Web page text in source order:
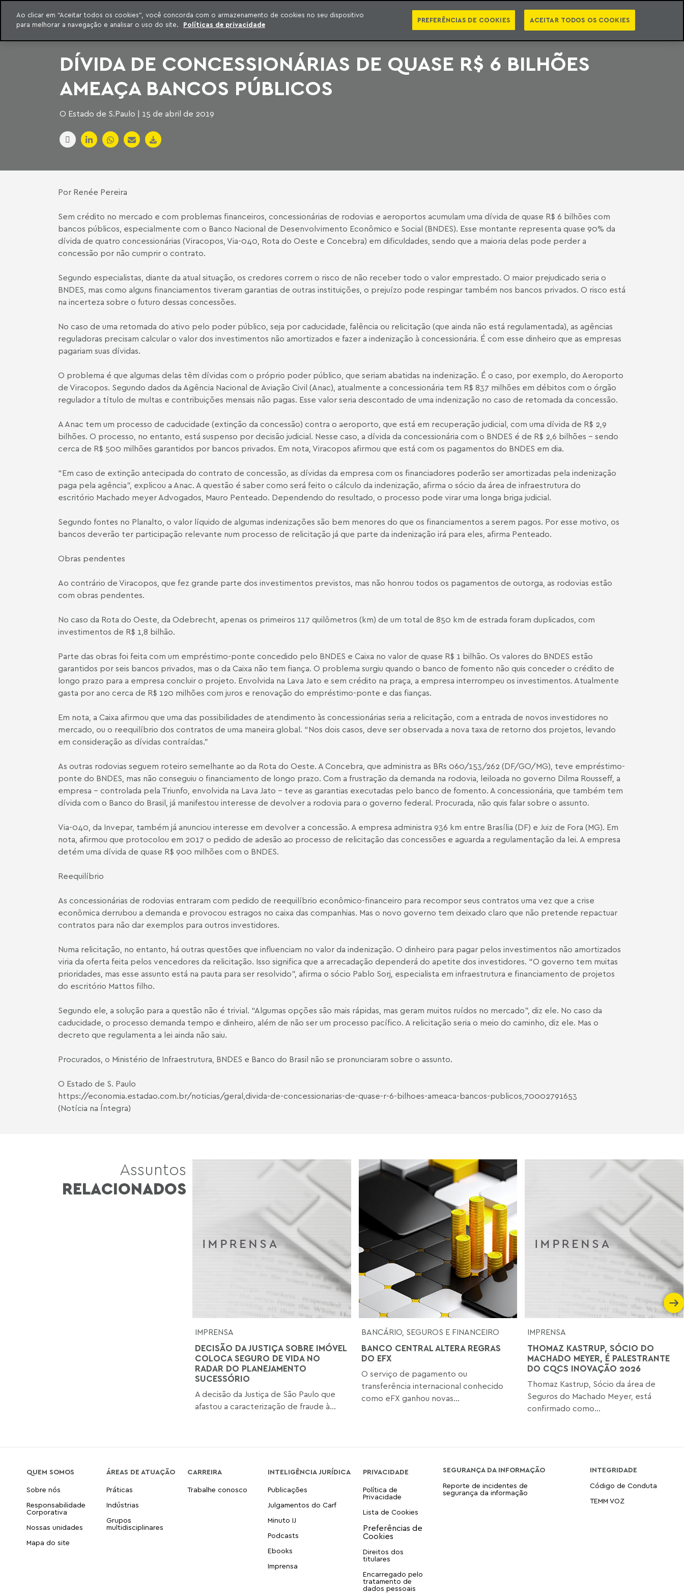
para o conteúdo
Machado Meyer
INTELIGÊNCIA JURÍDICA
CONTEÚDO EXCLUSIVO MACHADO MEYER ADVOGADOS
SÉRIES PUBLICAÇÕES EBOOKS PODCASTS NEWSLETTER VIDEOCASTS PT EN CATEGORIAS
DÍVIDA DE CONCESSIONÁRIAS DE QUASE R$ 6 BILHÕES
AMEAÇA BANCOS PÚBLICOS
O Estado de S.Paulo | 15 de abril de 2019
Por Renée Pereira
Sem crédito no mercado e com problemas financeiros, concessionárias de rodovias e aeroportos acumulam uma dívida de quase R$ 6 bilhões com
bancos públicos, especialmente com o Banco Nacional de Desenvolvimento Econômico e Social (BNDES). Esse montante representa quase 90% da
dívida de quatro concessionárias (Viracopos, Via-040, Rota do Oeste e Concebra) em dificuldades, sendo que a maioria delas pode perder a
concessão por não cumprir o contrato.
Segundo especialistas, diante da atual situação, os credores correm o risco de não receber todo o valor emprestado. O maior prejudicado seria o
BNDES, mas como alguns financiamentos tiveram garantias de outras instituições, o prejuízo pode respingar também nos bancos privados. O risco está
na incerteza sobre o futuro dessas concessões.
No caso de uma retomada do ativo pelo poder público, seja por caducidade, falência ou relicitação (que ainda não está regulamentada), as agências
reguladoras precisam calcular o valor dos investimentos não amortizados e fazer a indenização à concessionária. É com esse dinheiro que as empresas
pagariam suas dívidas.
O problema é que algumas delas têm dívidas com o próprio poder público, que seriam abatidas na indenização. É o caso, por exemplo, do Aeroporto
de Viracopos. Segundo dados da Agência Nacional de Aviação Civil (Anac), atualmente a concessionária tem R$ 837 milhões em débitos com o órgão
regulador a título de multas e contribuições mensais não pagas. Esse valor seria descontado de uma indenização no caso de retomada da concessão.
A Anac tem um processo de caducidade (extinção da concessão) contra o aeroporto, que está em recuperação judicial, com uma dívida de R$ 2,9
bilhões. O processo, no entanto, está suspenso por decisão judicial. Nesse caso, a dívida da concessionária com o BNDES é de R$ 2,6 bilhões – sendo
cerca de R$ 500 milhões garantidos por bancos privados. Em nota, Viracopos afirmou que está com os pagamentos do BNDES em dia.
“Em caso de extinção antecipada do contrato de concessão, as dívidas da empresa com os financiadores poderão ser amortizadas pela indenização
paga pela agência”, explicou a Anac. A questão é saber como será feito o cálculo da indenização, afirma o sócio da área de infraestrutura do
escritório Machado meyer Advogados, Mauro Penteado. Dependendo do resultado, o processo pode virar uma longa briga judicial.
Segundo fontes no Planalto, o valor líquido de algumas indenizações são bem menores do que os financiamentos a serem pagos. Por esse motivo, os
bancos deverão ter participação relevante num processo de relicitação já que parte da indenização irá para eles, afirma Penteado.
Obras pendentes
Ao contrário de Viracopos, que fez grande parte dos investimentos previstos, mas não honrou todos os pagamentos de outorga, as rodovias estão
com obras pendentes.
No caso da Rota do Oeste, da Odebrecht, apenas os primeiros 117 quilômetros (km) de um total de 850 km de estrada foram duplicados, com
investimentos de R$ 1,8 bilhão.
Parte das obras foi feita com um empréstimo-ponte concedido pelo BNDES e Caixa no valor de quase R$ 1 bilhão. Os valores do BNDES estão
garantidos por seis bancos privados, mas o da Caixa não tem fiança. O problema surgiu quando o banco de fomento não quis conceder o crédito de
longo prazo para a empresa concluir o projeto. Envolvida na Lava Jato e sem crédito na praça, a empresa interrompeu os investimentos. Atualmente
gasta por ano cerca de R$ 120 milhões com juros e renovação do empréstimo-ponte e das fianças.
Em nota, a Caixa afirmou que uma das possibilidades de atendimento às concessionárias seria a relicitação, com a entrada de novos investidores no
mercado, ou o reequilíbrio dos contratos de uma maneira global. “Nos dois casos, deve ser observada a nova taxa de retorno dos projetos, levando
em consideração as dívidas contraídas.”
As outras rodovias seguem roteiro semelhante ao da Rota do Oeste. A Concebra, que administra as BRs 060/153/262 (DF/GO/MG), teve empréstimo-
ponte do BNDES, mas não conseguiu o financiamento de longo prazo. Com a frustração da demanda na rodovia, leiloada no governo Dilma Rousseff, a
empresa – controlada pela Triunfo, envolvida na Lava Jato - teve as garantias executadas pelo banco de fomento. A concessionária, que também tem
dívida com o Banco do Brasil, já manifestou interesse de devolver a rodovia para o governo federal. Procurada, não quis falar sobre o assunto.
Via-040, da Invepar, também já anunciou interesse em devolver a concessão. A empresa administra 936 km entre Brasília (DF) e Juiz de Fora (MG). Em
nota, afirmou que protocolou em 2017 o pedido de adesão ao processo de relicitação das concessões e aguarda a regulamentação da lei. A empresa
detém uma dívida de quase R$ 900 milhões com o BNDES.
Reequilíbrio
As concessionárias de rodovias entraram com pedido de reequilíbrio econômico-financeiro para recompor seus contratos uma vez que a crise
econômica derrubou a demanda e provocou estragos no caixa das companhias. Mas o novo governo tem deixado claro que não pretende repactuar
contratos para não dar exemplos para outros investidores.
Numa relicitação, no entanto, há outras questões que influenciam no valor da indenização. O dinheiro para pagar pelos investimentos não amortizados
viria da oferta feita pelos vencedores da relicitação. Isso significa que a arrecadação dependerá do apetite dos investidores. “O governo tem muitas
prioridades, mas esse assunto está na pauta para ser resolvido”, afirma o sócio Pablo Sorj, especialista em infraestrutura e financiamento de projetos
do escritório Mattos filho.
Segundo ele, a solução para a questão não é trivial. “Algumas opções são mais rápidas, mas geram muitos ruídos no mercado”, diz ele. No caso da
caducidade, o processo demanda tempo e dinheiro, além de não ser um processo pacífico. A relicitação seria o meio do caminho, diz ele. Mas o
decreto que regulamenta a lei ainda não saiu.
Procurados, o Ministério de Infraestrutura, BNDES e Banco do Brasil não se pronunciaram sobre o assunto.
O Estado de S. Paulo
https://economia.estadao.com.br/noticias/geral,divida-de-concessionarias-de-quase-r-6-bilhoes-ameaca-bancos-publicos,70002791653
(Notícia na Íntegra)
Assuntos
RELACIONADOS
IMPRENSA
DECISÃO DA JUSTIÇA SOBRE IMÓVEL
COLOCA SEGURO DE VIDA NO
RADAR DO PLANEJAMENTO
SUCESSÓRIO
A decisão da Justiça de São Paulo que
afastou a caracterização de fraude à...
BANCÁRIO, SEGUROS E FINANCEIRO
BANCO CENTRAL ALTERA REGRAS
DO EFX
O serviço de pagamento ou
transferência internacional conhecido
como eFX ganhou novas...
IMPRENSA
THOMAZ KASTRUP, SÓCIO DO
MACHADO MEYER, É PALESTRANTE
DO CQCS INOVAÇÃO 2026
Thomaz Kastrup, Sócio da área de
Seguros do Machado Meyer, está
confirmado como...
QUEM SOMOS
Sobre nós
Responsabilidade
Corporativa
Nossas unidades
Mapa do site
ÁREAS DE ATUAÇÃO
Práticas
Indústrias
Grupos
multidisciplinares
CARREIRA
Trabalhe conosco
INTELIGÊNCIA JURÍDICA
Publicações
Julgamentos do Carf
Minuto IJ
Podcasts
Ebooks
Imprensa
PRIVACIDADE
Política de
Privacidade
Lista de Cookies
Direitos dos
titulares
Encarregado pelo
tratamento de
dados pessoais
SEGURANÇA DA INFORMAÇÃO
Reporte de incidentes de
segurança da informação
INTEGRIDADE
Código de Conduta
TEMM VOZ
Ao clicar em “Aceitar todos os cookies”, você concorda com o armazenamento de cookies no seu dispositivo
para melhorar a navegação e analisar o uso do site.
Políticas de privacidade
PREFERÊNCIAS DE COOKIES ACEITAR TODOS OS COOKIES